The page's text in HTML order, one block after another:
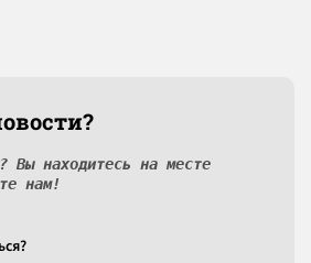
Вы находитесь на месте
нам!